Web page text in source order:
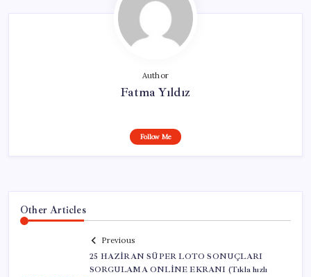
Author
Fatma Yıldız
Follow Me
Other Articles
Previous
25 HAZİRAN SÜPER LOTO SONUÇLARI
SORGULAMA ONLİNE EKRANI (Tıkla hızlı